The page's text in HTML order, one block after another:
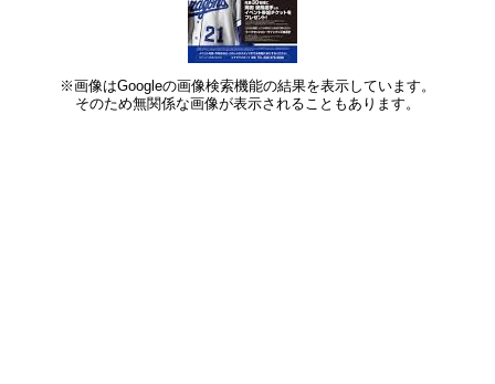
※画像はGoogleの画像検索機能の結果を表示しています。
そのため無関係な画像が表示されることもあります。